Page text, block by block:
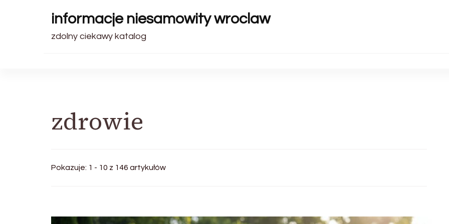
informacje niesamowity wroclaw
zdolny ciekawy katalog
zdrowie
Pokazuje: 1 - 10 z 146 artykułów